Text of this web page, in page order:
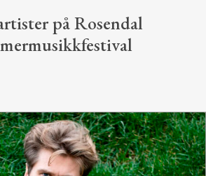
på Rosendal